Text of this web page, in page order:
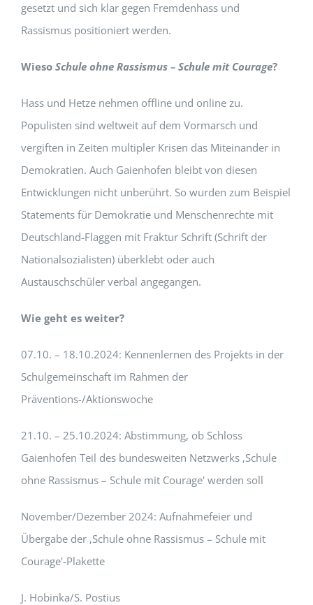
gesetzt und sich klar gegen Fremdenhass und
Rassismus positioniert werden.
Wieso Schule ohne Rassismus – Schule mit Courage?
Hass und Hetze nehmen offline und online zu.
Populisten sind weltweit auf dem Vormarsch und
vergiften in Zeiten multipler Krisen das Miteinander in
Demokratien. Auch Gaienhofen bleibt von diesen
Entwicklungen nicht unberührt. So wurden zum Beispiel
Statements für Demokratie und Menschenrechte mit
Deutschland-Flaggen mit Fraktur Schrift (Schrift der
Nationalsozialisten) überklebt oder auch
Austauschschüler verbal angegangen.
Wie geht es weiter?
07.10. – 18.10.2024: Kennenlernen des Projekts in der
Schulgemeinschaft im Rahmen der
Präventions-/Aktionswoche
21.10. – 25.10.2024: Abstimmung, ob Schloss
Gaienhofen Teil des bundesweiten Netzwerks ‚Schule
ohne Rassismus – Schule mit Courage' werden soll
November/Dezember 2024: Aufnahmefeier und
Übergabe der ‚Schule ohne Rassismus – Schule mit
Courage'-Plakette
J. Hobinka/S. Postius